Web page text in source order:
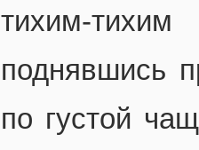
тихим-
поднявшись
по густой